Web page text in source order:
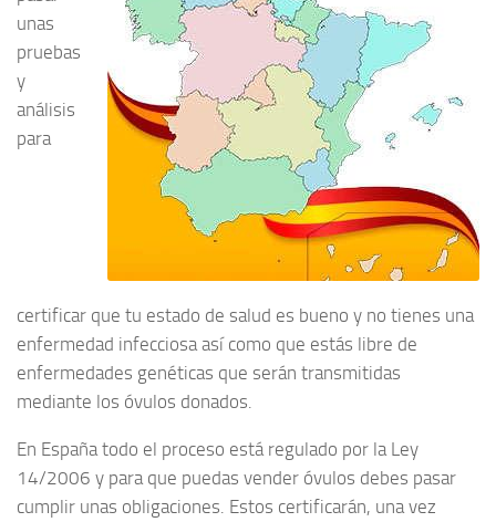
unas
pruebas
y
análisis
para
certificar que tu estado de salud es bueno y no tienes una
enfermedad infecciosa así como que estás libre de
enfermedades genéticas que serán transmitidas
mediante los óvulos donados.
En España todo el proceso está regulado por la Ley
14/2006 y para que puedas vender óvulos debes pasar
cumplir unas obligaciones. Estos certificarán, una vez